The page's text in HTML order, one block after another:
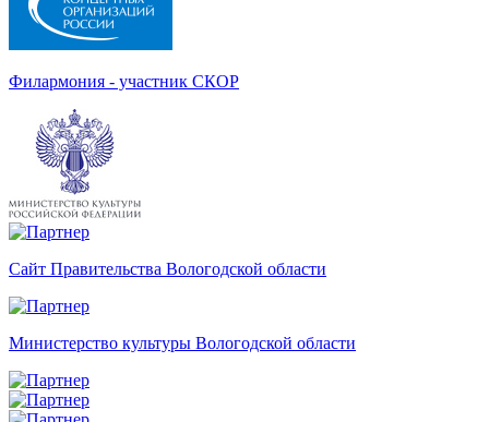
Филармония - участник СКОР
Сайт Правительства Вологодской области
Министерство культуры Вологодской области